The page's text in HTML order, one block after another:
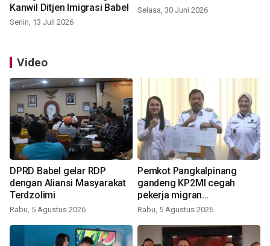
Kanwil Ditjen Imigrasi Babel
Senin, 13 Juli 2026
Selasa, 30 Juni 2026
Video
DPRD Babel gelar RDP
dengan Aliansi Masyarakat
Terdzolimi
Rabu, 5 Agustus 2026
Pemkot Pangkalpinang
gandeng KP2MI cegah
pekerja migran
nonprosedural
Rabu, 5 Agustus 2026